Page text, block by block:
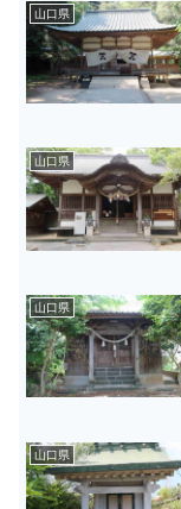
山口県
山口県
山口県
山口県